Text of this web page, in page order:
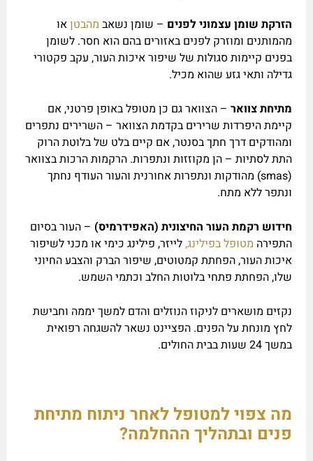
הזרקת שומן עצמוני לפנים – שומן נשאב מהבטןאו
מהמותנים ומוזרק לפנים באזורים בהם הוא חסר. לשומן
בפנים קיימות סגולות של שיפור איכות העור, עקב פקטורי
גדילה ותאי גזע שהוא מכיל.
מתיחת צוואר – הצוואר גם כן מטופל באופן פרטני, אם
קיימת היפרדות שרירים בקדמת הצוואר – השרירים נתפרים
ומהודקים דרך חתך בסנטר, אם קיים בלט של בלוטת הרוק
התת לסתיות – הן מקוזזות ונתפרות. הרקמות הרכות בצוואר
(smas) מהודקות ונתפרות אחורנית והעור העודף נחתך
ונתפר ללא מתח.
חידוש רקמת העור החיצונית (האפידרמיס) – העור בסיום
התפירה מטופל בפילינג,לייזר, פילינג כימי או מכני לשיפור
איכות העור, הפחתת קמטוטים, שיפור הברק והצבע החיוני
שלו, הפחתת פתחי בלוטות החלב וכתמי השמש.
נקזים מושארים לניקוז הנוזלים והדם למשך יממה וחבישת
לחץ מונחת על הפנים. הפציינט נשאר להשגחה רפואית
במשך 24 שעות בבית החולים.
מה צפוי למטופל לאחר ניתוח מתיחת
פנים ובתהליך ההחלמה?